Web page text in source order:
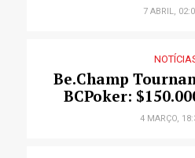
7 ABRIL,
Be.Champ
BCPoker:
4 MARÇO,